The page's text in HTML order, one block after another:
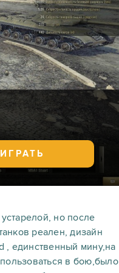
ИГРАТЬ
но после
реален, дизайн
, единственный мину,на
в бою,было